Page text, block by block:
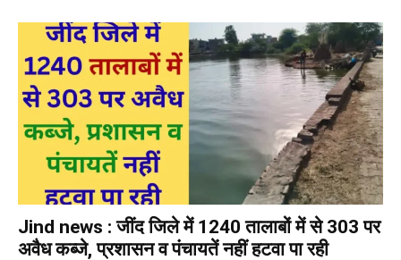
Jind news : जींद जिले में 1240 तालाबों में से 303 पर
अवैध कब्जे, प्रशासन व पंचायतें नहीं हटवा पा रही